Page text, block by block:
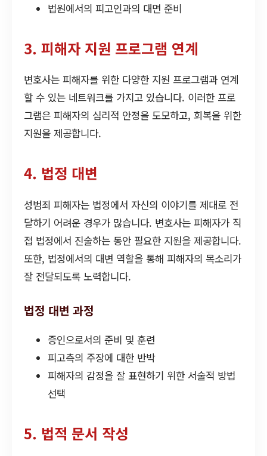
법원에서의 피고인과의 대면 준비
3. 피해자 지원 프로그램 연계
변호사는 피해자를 위한 다양한 지원 프로그램과 연계
할 수 있는 네트워크를 가지고 있습니다. 이러한 프로
그램은 피해자의 심리적 안정을 도모하고, 회복을 위한
지원을 제공합니다.
4. 법정 대변
성범죄 피해자는 법정에서 자신의 이야기를 제대로 전
달하기 어려운 경우가 많습니다. 변호사는 피해자가 직
접 법정에서 진술하는 동안 필요한 지원을 제공합니다.
또한, 법정에서의 대변 역할을 통해 피해자의 목소리가
잘 전달되도록 노력합니다.
법정 대변 과정
증인으로서의 준비 및 훈련
피고측의 주장에 대한 반박
피해자의 감정을 잘 표현하기 위한 서술적 방법
선택
5. 법적 문서 작성